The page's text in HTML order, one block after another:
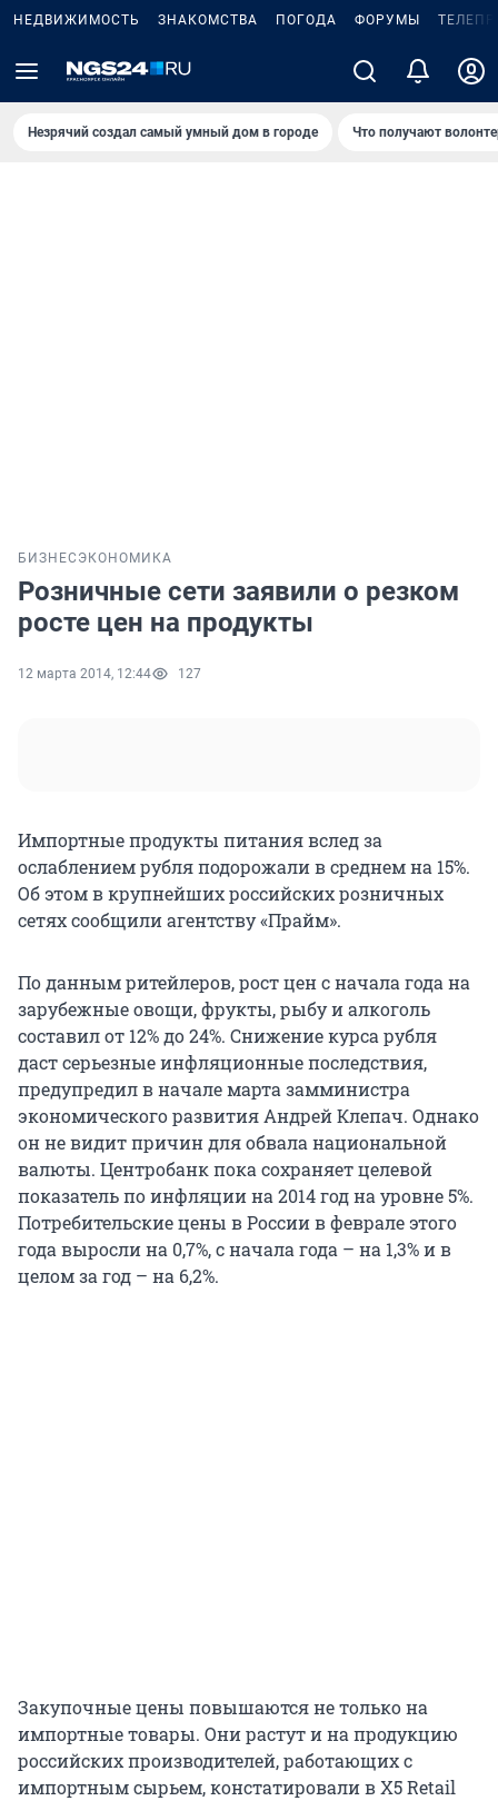
НЕДВИЖИМОСТЬ ЗНАКОМСТВА ПОГОДА ФОРУМЫ
Незрячий создал самый умный дом в городе Что получают
БИЗНЕС ЭКОНОМИКА
Розничные сети заявили о резком
росте цен на продукты
12 марта 2014, 12:44 127
Импортные продукты питания вслед за
ослаблением рубля подорожали в среднем на 15%.
Об этом в крупнейших российских розничных
сетях сообщили агентству «Прайм».
По данным ритейлеров, рост цен с начала года на
зарубежные овощи, фрукты, рыбу и алкоголь
составил от 12% до 24%. Снижение курса рубля
даст серьезные инфляционные последствия,
предупредил в начале марта замминистра
экономического развития Андрей Клепач. Однако
он не видит причин для обвала национальной
валюты. Центробанк пока сохраняет целевой
показатель по инфляции на 2014 год на уровне 5%.
Потребительские цены в России в феврале этого
года выросли на 0,7%, с начала года – на 1,3% и в
целом за год – на 6,2%.
Закупочные цены повышаются не только на
импортные товары. Они растут и на продукцию
российских производителей, работающих с
импортным сырьем, констатировали в Х5 Retail